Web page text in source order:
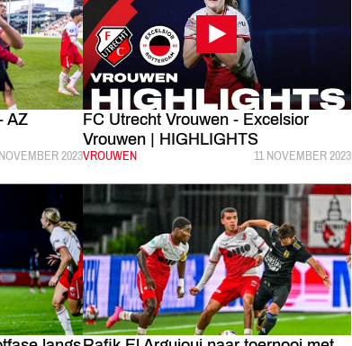
AZ
2023
FC Utrecht Vrouwen - Excelsior
Vrouwen | HIGHLIGHTS
CATEGORIE:
VROUWEN GEPUBLICEERD:
11 NOVEMBER 2023